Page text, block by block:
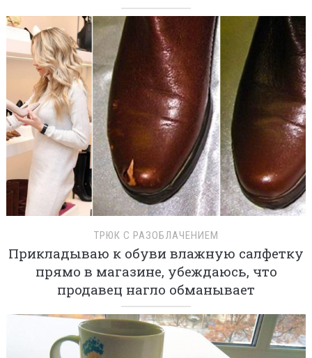
ТРЮК С РАЗОБЛАЧЕНИЕМ
Прикладываю к обуви влажную салфетку
прямо в магазине, убеждаюсь, что
продавец нагло обманывает